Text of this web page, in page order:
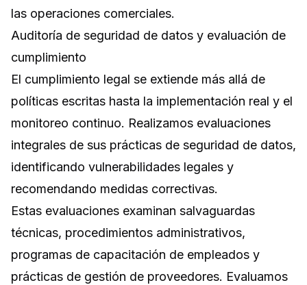
las operaciones comerciales.
Auditoría de seguridad de datos y evaluación de
cumplimiento
El cumplimiento legal se extiende más allá de
políticas escritas hasta la implementación real y el
monitoreo continuo. Realizamos evaluaciones
integrales de sus prácticas de seguridad de datos,
identificando vulnerabilidades legales y
recomendando medidas correctivas.
Estas evaluaciones examinan salvaguardas
técnicas, procedimientos administrativos,
programas de capacitación de empleados y
prácticas de gestión de proveedores. Evaluamos